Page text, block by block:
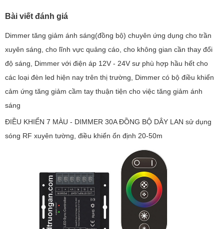
Bài viết đánh giá
Dimmer tăng giảm ánh sáng(đồng bộ) chuyên ứng dụng cho trần
xuyên sáng, cho lĩnh vực quảng cáo, cho không gian cần thay đổi
độ sáng, Dimmer với điện áp 12V - 24V sư phù hợp hầu hết cho
các loại đèn led hiện nay trên thị trường, Dimmer có bộ điều khiển
cảm ứng tăng giảm cầm tay thuận tiện cho việc tăng giảm ánh
sáng
ĐIỀU KHIỂN 7 MÀU - DIMMER 30A ĐỒNG BỘ DÂY LAN sử dụng
sóng RF xuyên tường, điều khiển ổn định 20-50m